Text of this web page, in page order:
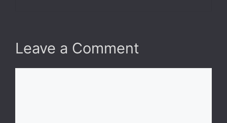
Leave a Comment